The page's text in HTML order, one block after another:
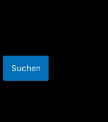
Suchen